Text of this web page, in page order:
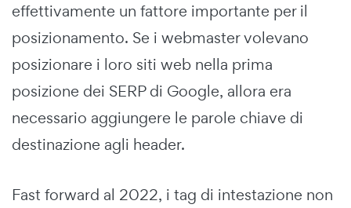
effettivamente un fattore importante per il
posizionamento. Se i webmaster volevano
posizionare i loro siti web nella prima
posizione dei SERP di Google, allora era
necessario aggiungere le parole chiave di
destinazione agli header.
Fast forward al 2022, i tag di intestazione non